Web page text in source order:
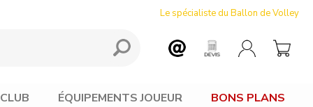
Le spécialiste du Ballon de Volley
ÉQUIPEMENTS JOUEUR BONS PLANS